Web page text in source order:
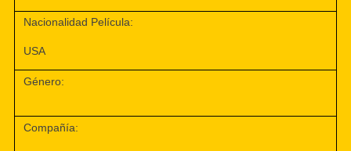
Nacionalidad Película:
USA
Género:
Compañía: